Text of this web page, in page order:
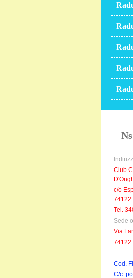
Club
c/o
74122
Tel.
Sede
Via
74122
Cod.
C/c